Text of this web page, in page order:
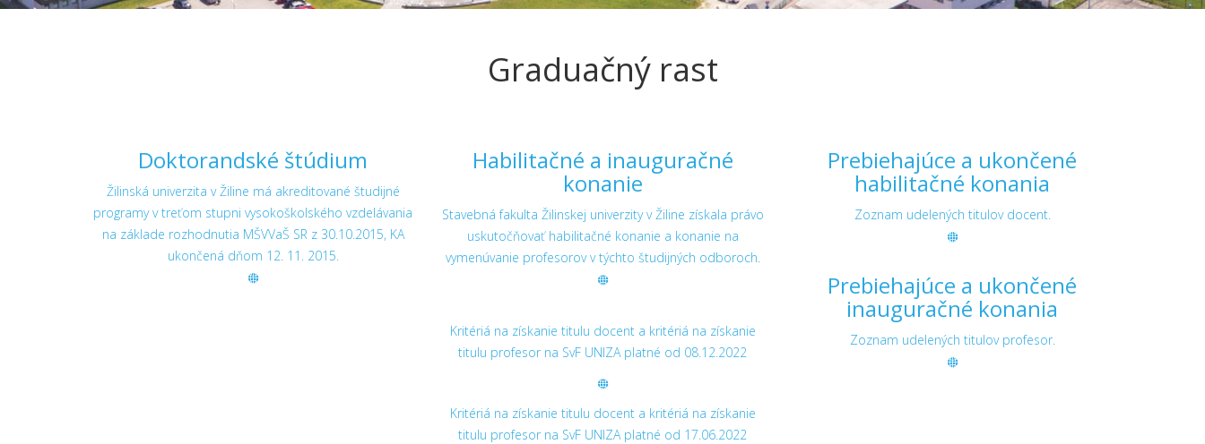
Graduačný rast
Doktorandské štúdium
Žilinská univerzita v Žiline má akreditované študijné
programy v treťom stupni vysokoškolského vzdelávania
na základe rozhodnutia MŠVVaŠ SR z 30.10.2015, KA
ukončená dňom 12. 11. 2015.
Habilitačné a inauguračné
konanie
Stavebná fakulta Žilinskej univerzity v Žiline získala právo
uskutočňovať habilitačné konanie a konanie na
vymenúvanie profesorov v týchto študijných odboroch.
Kritériá na získanie titulu docent a kritériá na získanie
titulu profesor na SvF UNIZA platné od 08.12.2022
Kritériá na získanie titulu docent a kritériá na získanie
titulu profesor na SvF UNIZA platné od 17.06.2022
Prebiehajúce a ukončené
habilitačné konania
Zoznam udelených titulov docent.
Prebiehajúce a ukončené
inauguračné konania
Zoznam udelených titulov profesor.